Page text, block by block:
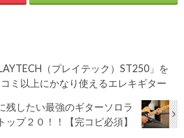
（プレイテック）ST250」を
ミ以上にかなり使えるエレキギター
残したい最強のギターソロラ
ップ２０！！【完コピ必須】